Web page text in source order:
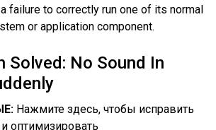
failure to correctly run one of its normal
or application component.
Solved: No Sound In
Нажмите здесь, чтобы исправить
оптимизировать